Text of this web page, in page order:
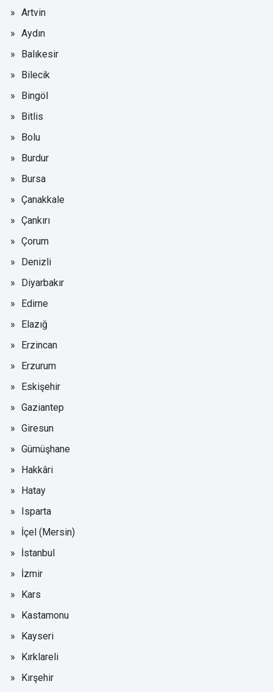
Artvin
Aydın
Balıkesir
Bilecik
Bingöl
Bitlis
Bolu
Burdur
Bursa
Çanakkale
Çankırı
Çorum
Denizli
Diyarbakır
Edirne
Elazığ
Erzincan
Erzurum
Eskişehir
Gaziantep
Giresun
Gümüşhane
Hakkâri
Hatay
Isparta
İçel (Mersin)
İstanbul
İzmir
Kars
Kastamonu
Kayseri
Kırklareli
Kırşehir